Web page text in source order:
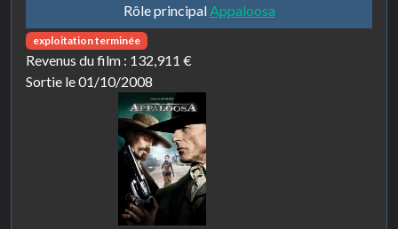
Rôle principal Appaloosa
exploitation terminée
Revenus du film : 132,911 €
Sortie le 01/10/2008